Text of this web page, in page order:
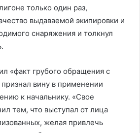
только один раз,
выдаваемой экипировки и
снаряжения и толкнул
«факт грубого обращения с
вину в применении
к начальнику. «Свое
тем, что выступал от лица
желая привлечь